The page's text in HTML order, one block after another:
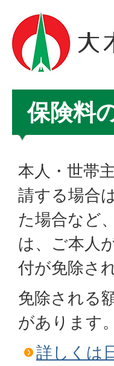
保険料
本人・世帯
請する場合
た場合など
は、ご本人
付が免除さ
免除される
があります。
詳しくは